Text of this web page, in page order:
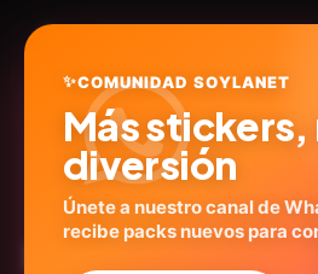
✨COMUNIDAD SOYLANET
Más stickers,
diversión
Únete a nuestro canal de
recibe packs nuevos para